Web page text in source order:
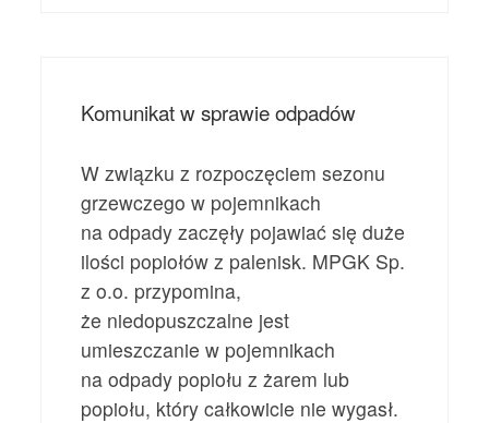
Komunikat w sprawie odpadów
W związku z rozpoczęciem sezonu
grzewczego w pojemnikach
na odpady zaczęły pojawiać się duże
ilości popiołów z palenisk. MPGK Sp.
z o.o. przypomina,
że niedopuszczalne jest
umieszczanie w pojemnikach
na odpady popiołu z żarem lub
popiołu, który całkowicie nie wygasł.